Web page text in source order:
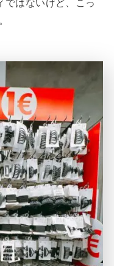
ではないけど、こっ